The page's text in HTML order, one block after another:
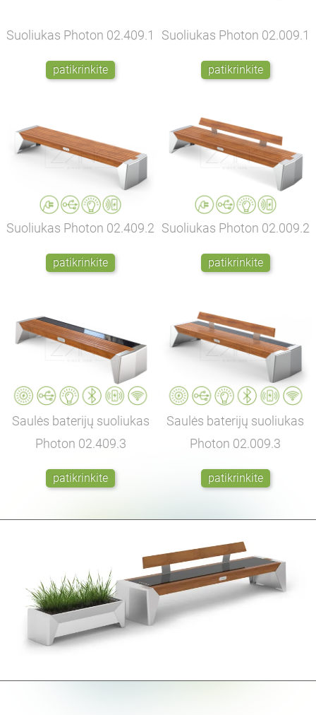
Suoliukas Photon 02.409.1
patikrinkite
Suoliukas Photon 02.009.1
patikrinkite
Suoliukas Photon 02.409.2
patikrinkite
Suoliukas Photon 02.009.2
patikrinkite
Saulės baterijų suoliukas
Photon 02.409.3
patikrinkite
Saulės baterijų suoliukas
Photon 02.009.3
patikrinkite